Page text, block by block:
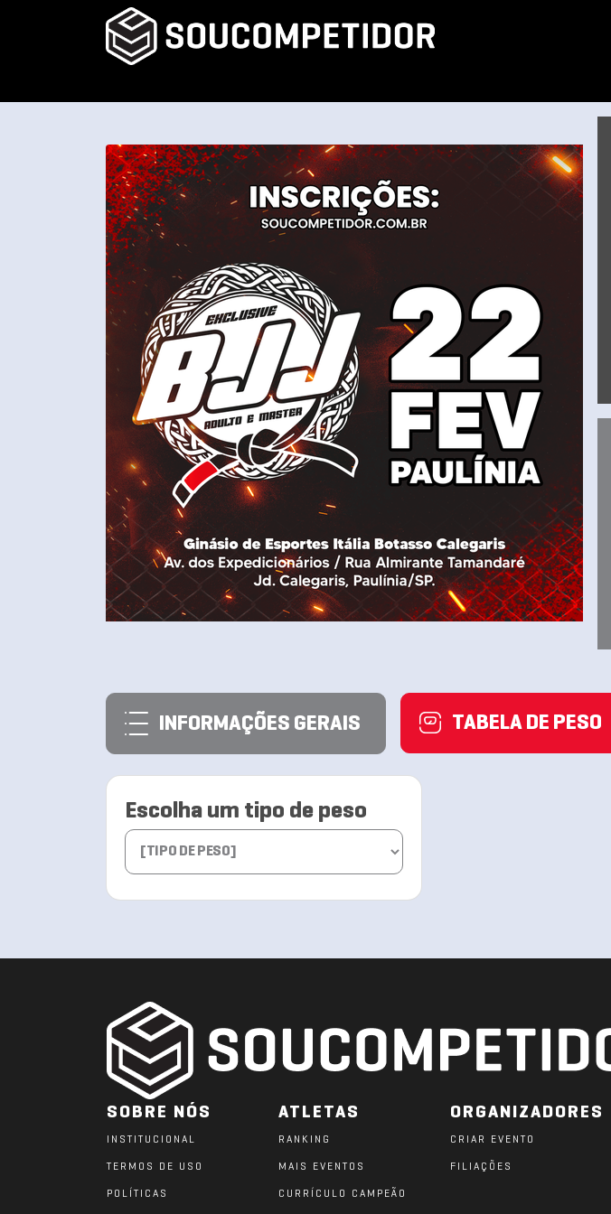
INFORMAÇÕES GERAIS TABELA DE PESO
Escolha um tipo de peso
SOBRE NÓS
INSTITUCIONAL
TERMOS DE USO
POLÍTICAS
ATLETAS
RANKING
MAIS EVENTOS
CURRÍCULO CAMPEÃO
ORGANIZADORES
CRIAR EVENTO
FILIAÇÕES